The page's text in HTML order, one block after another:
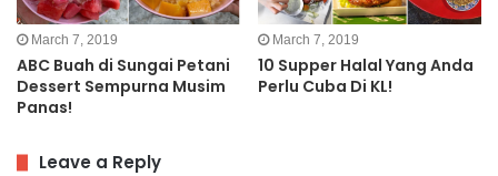
March 7, 2019
ABC Buah di Sungai Petani
Dessert Sempurna Musim
Panas!
March 7, 2019
10 Supper Halal Yang Anda
Perlu Cuba Di KL!
Leave a Reply